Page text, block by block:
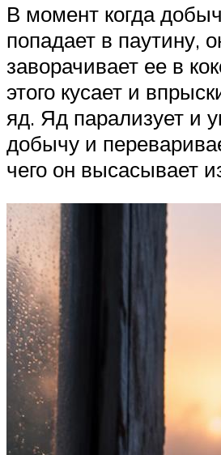
В момент когда
попадает в паутину,
заворачивает ее в
этого кусает и
яд. Яд парализует и
добычу и
чего он высасывает